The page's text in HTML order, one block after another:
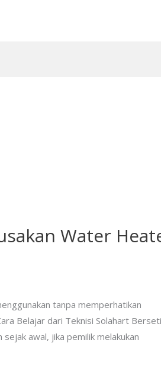
Water
tanpa memperhatikan
Belajar dari Teknisi Solahart
awal, jika pemilik melakukan